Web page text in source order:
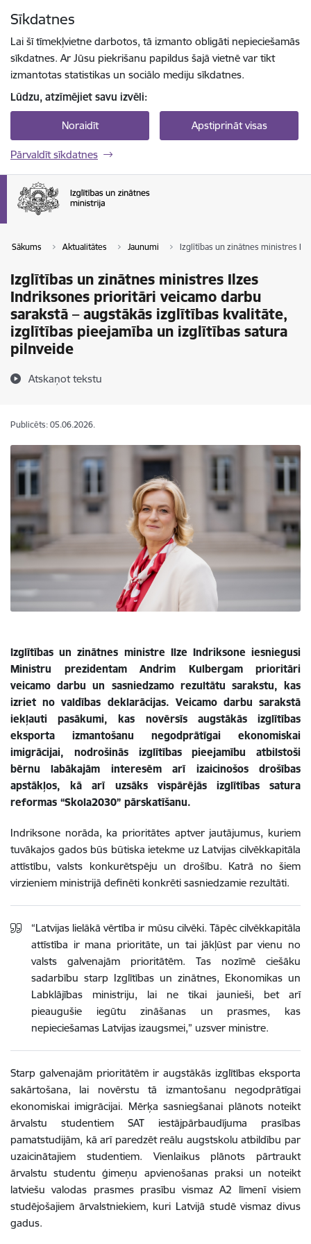
Sīkdatnes
Lai šī tīmekļvietne darbotos, tā izmanto obligāti nepieciešamās
sīkdatnes. Ar Jūsu piekrišanu papildus šajā vietnē var tikt
izmantotas statistikas un sociālo mediju sīkdatnes.
Lūdzu, atzīmējiet savu izvēli:
Noraidīt Apstiprināt visas
Pārvaldīt sīkdatnes
Sākums Aktualitātes Jaunumi Izglītības un zinātnes ministres
Izglītības un zinātnes ministres Ilzes
Indriksones prioritāri veicamo darbu
sarakstā – augstākās izglītības kvalitāte,
izglītības pieejamība un izglītības satura
pilnveide
Atskaņot tekstu
Publicēts: 05.06.2026.
Izglītības un zinātnes ministre Ilze Indriksone iesniegusi
Ministru prezidentam Andrim Kulbergam prioritāri
veicamo darbu un sasniedzamo rezultātu sarakstu, kas
izriet no valdības deklarācijas. Veicamo darbu sarakstā
iekļauti pasākumi, kas novērsīs augstākās izglītības
eksporta izmantošanu negodprātīgai ekonomiskai
imigrācijai, nodrošinās izglītības pieejamību atbilstoši
bērnu labākajām interesēm arī izaicinošos drošības
apstākļos, kā arī uzsāks vispārējās izglītības satura
reformas “Skola2030” pārskatīšanu.
Indriksone norāda, ka prioritātes aptver jautājumus, kuriem
tuvākajos gados būs būtiska ietekme uz Latvijas cilvēkkapitāla
attīstību, valsts konkurētspēju un drošību. Katrā no šiem
virzieniem ministrijā definēti konkrēti sasniedzamie rezultāti.
“Latvijas lielākā vērtība ir mūsu cilvēki. Tāpēc cilvēkkapitāla
attīstība ir mana prioritāte, un tai jākļūst par vienu no
valsts galvenajām prioritātēm. Tas nozīmē ciešāku
sadarbību starp Izglītības un zinātnes, Ekonomikas un
Labklājības ministriju, lai ne tikai jaunieši, bet arī
pieaugušie iegūtu zināšanas un prasmes, kas
nepieciešamas Latvijas izaugsmei,” uzsver ministre.
Starp galvenajām prioritātēm ir augstākās izglītības eksporta
sakārtošana, lai novērstu tā izmantošanu negodprātīgai
ekonomiskai imigrācijai. Mērķa sasniegšanai plānots noteikt
ārvalstu studentiem SAT iestājpārbaudījuma prasības
pamatstudijām, kā arī paredzēt reālu augstskolu atbildību par
uzaicinātajiem studentiem. Vienlaikus plānots pārtraukt
ārvalstu studentu ģimeņu apvienošanas praksi un noteikt
latviešu valodas prasmes prasību vismaz A2 līmenī visiem
studējošajiem ārvalstniekiem, kuri Latvijā studē vismaz divus
gadus.